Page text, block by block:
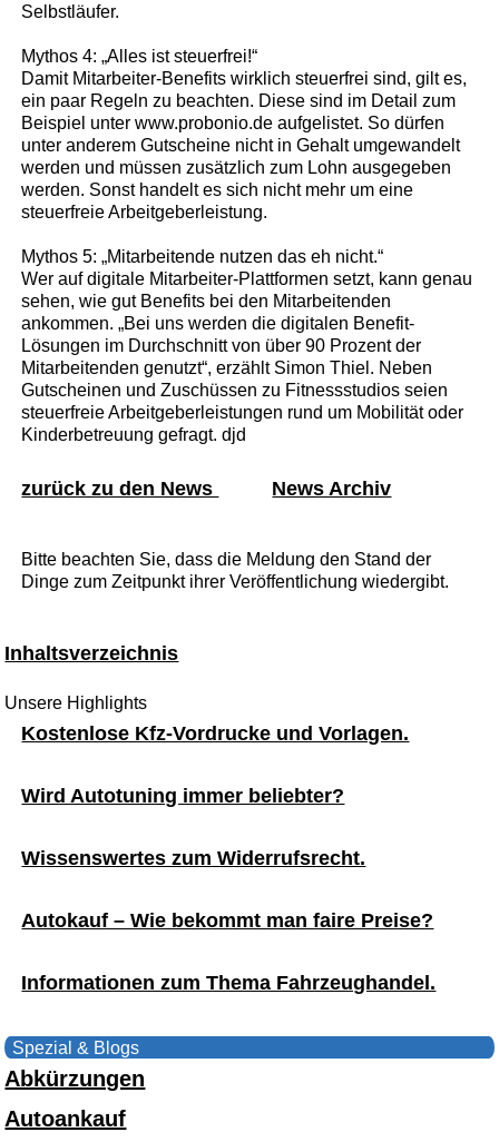
Selbstläufer.
Mythos 4: „Alles ist steuerfrei!“
Damit Mitarbeiter-Benefits wirklich steuerfrei sind, gilt es,
ein paar Regeln zu beachten. Diese sind im Detail zum
Beispiel unter www.probonio.de aufgelistet. So dürfen
unter anderem Gutscheine nicht in Gehalt umgewandelt
werden und müssen zusätzlich zum Lohn ausgegeben
werden. Sonst handelt es sich nicht mehr um eine
steuerfreie Arbeitgeberleistung.
Mythos 5: „Mitarbeitende nutzen das eh nicht.“
Wer auf digitale Mitarbeiter-Plattformen setzt, kann genau
sehen, wie gut Benefits bei den Mitarbeitenden
ankommen. „Bei uns werden die digitalen Benefit-
Lösungen im Durchschnitt von über 90 Prozent der
Mitarbeitenden genutzt“, erzählt Simon Thiel. Neben
Gutscheinen und Zuschüssen zu Fitnessstudios seien
steuerfreie Arbeitgeberleistungen rund um Mobilität oder
Kinderbetreuung gefragt. djd
zurück zu den News News Archiv
Bitte beachten Sie, dass die Meldung den Stand der
Dinge zum Zeitpunkt ihrer Veröffentlichung wiedergibt.
Inhaltsverzeichnis
Unsere Highlights
Kostenlose Kfz-Vordrucke und Vorlagen.
Wird Autotuning immer beliebter?
Wissenswertes zum Widerrufsrecht.
Autokauf – Wie bekommt man faire Preise?
Informationen zum Thema Fahrzeughandel.
Spezial & Blogs
Abkürzungen
Autoankauf